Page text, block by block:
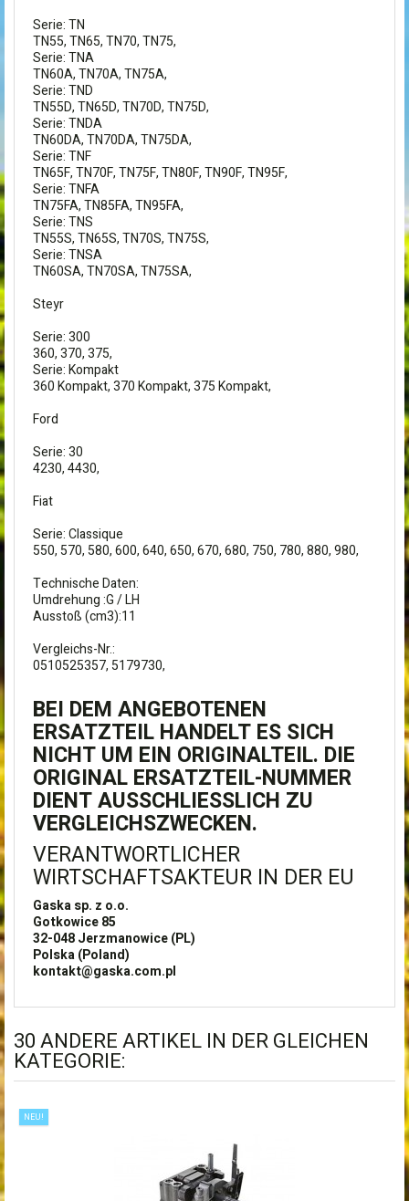
Serie: TN
TN55, TN65, TN70, TN75,
Serie: TNA
TN60A, TN70A, TN75A,
Serie: TND
TN55D, TN65D, TN70D, TN75D,
Serie: TNDA
TN60DA, TN70DA, TN75DA,
Serie: TNF
TN65F, TN70F, TN75F, TN80F, TN90F, TN95F,
Serie: TNFA
TN75FA, TN85FA, TN95FA,
Serie: TNS
TN55S, TN65S, TN70S, TN75S,
Serie: TNSA
TN60SA, TN70SA, TN75SA,
Steyr
Serie: 300
360, 370, 375,
Serie: Kompakt
360 Kompakt, 370 Kompakt, 375 Kompakt,
Ford
Serie: 30
4230, 4430,
Fiat
Serie: Classique
550, 570, 580, 600, 640, 650, 670, 680, 750, 780, 880, 980,
Technische Daten:
Umdrehung :G / LH
Ausstoß (cm3):11
Vergleichs-Nr.:
0510525357, 5179730,
BEI DEM ANGEBOTENEN
ERSATZTEIL HANDELT ES SICH
NICHT UM EIN ORIGINALTEIL. DIE
ORIGINAL ERSATZTEIL-NUMMER
DIENT AUSSCHLIESSLICH ZU V
ERGLEICHSZWECKEN.
VERANTWORTLICHER
WIRTSCHAFTSAKTEUR IN DER EU
Gaska sp. z o.o.
Gotkowice 85
32-048Jerzmanowice (PL)
Polska (Poland)
kontakt@gaska.com.pl
30 ANDERE ARTIKEL IN DER GLEICHEN
KATEGORIE:
NEU!